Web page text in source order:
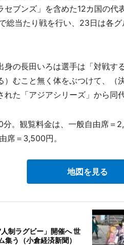
セブンズ」を含めた12カ国の代
総当たり戦を行い、23日は各
の長田いろは選手は「対戦す
）むこと無く体をぶつけて、（
た「アジアシリーズ」から同
。観覧料金は、一般自由席＝
席＝3,500円。
地図を見る
制ラグビー」開催へ 世
集う（小倉経済新聞）